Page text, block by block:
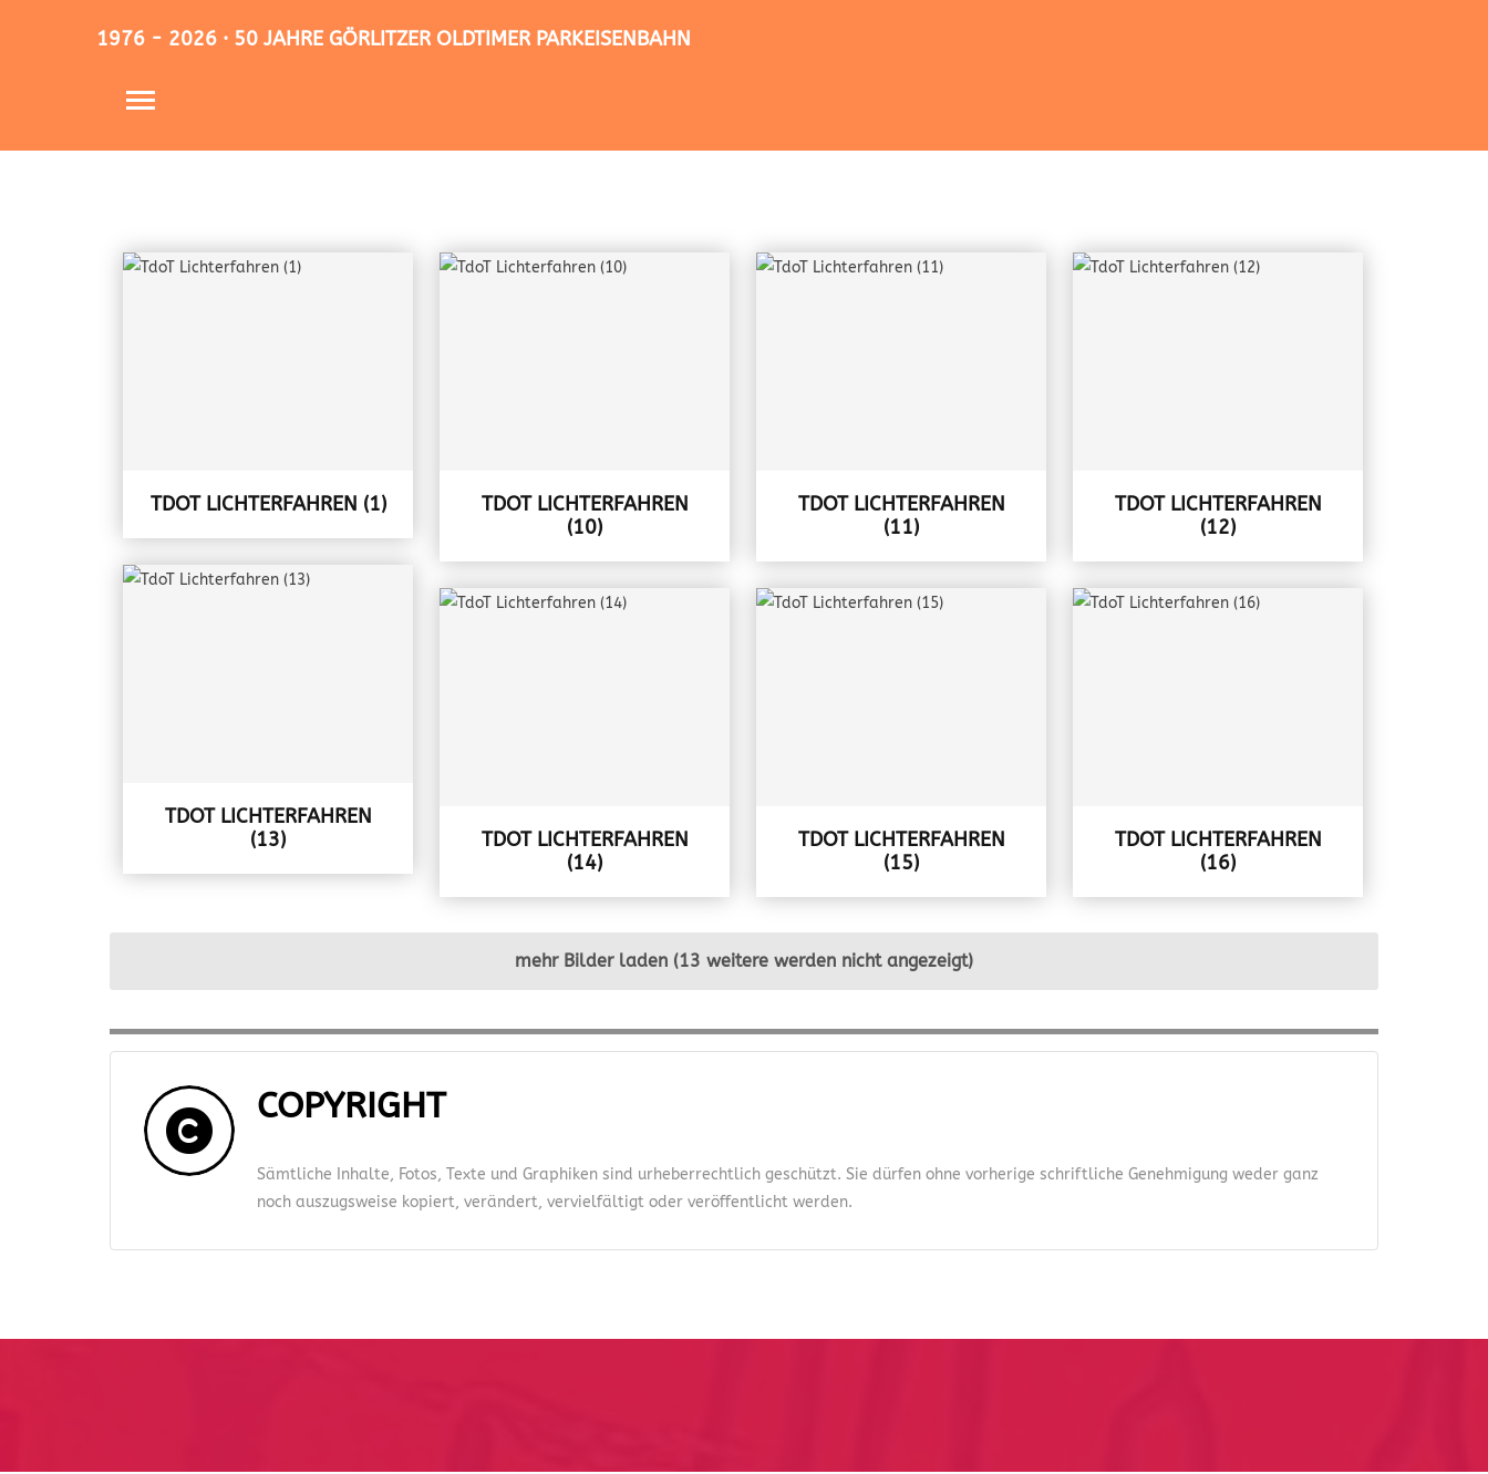
1976 - 2026 · 50 JAHRE GÖRLITZER OLDTIMER PARKEISENBAHN
TDOT LICHTERFAHREN (1)
TDOT LICHTERFAHREN
(10)
TDOT LICHTERFAHREN
(11)
TDOT LICHTERFAHREN
(12)
TDOT LICHTERFAHREN
(13)
TDOT LICHTERFAHREN
(14)
TDOT LICHTERFAHREN
(15)
TDOT LICHTERFAHREN
(16)
mehr Bilder laden (13 weitere werden nicht angezeigt)
COPYRIGHT
Sämtliche Inhalte, Fotos, Texte und Graphiken sind urheberrechtlich geschützt. Sie dürfen ohne vorherige schriftliche Genehmigung weder ganz
noch auszugsweise kopiert, verändert, vervielfältigt oder veröffentlicht werden.